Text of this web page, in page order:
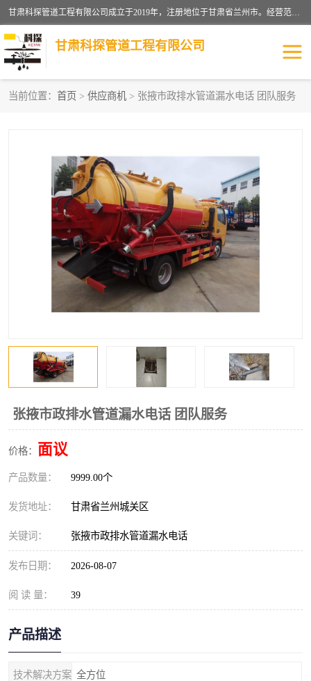
甘肃科探管道工程有限公司成立于2019年，注册地位于甘肃省兰州市。经营范围包括管道安装、清洗、疏通、维修、检测，防水工程，工程钻孔，化粪池清理，暖气安装，给排水管道安装维修，室内外管道如消防、供水、供热管道漏水检测定位，室内外防水堵漏等。
甘肃科探管道工程有限公司
当前位置： 首页 > 供应商机 > 张掖市政排水管道漏水电话 团队服务
张掖市政排水管道漏水电话 团队服务
价格： 面议
产品数量： 9999.00个
发货地址： 甘肃省兰州城关区
关键词： 张掖市政排水管道漏水电话
发布日期： 2026-08-07
阅 读 量： 39
产品描述
技术解决方案 全方位
漏水检查维修 消防管道漏水
供热管道漏水 排水管道漏水
自来水管漏水 管道疏通
高压车疏通清淤